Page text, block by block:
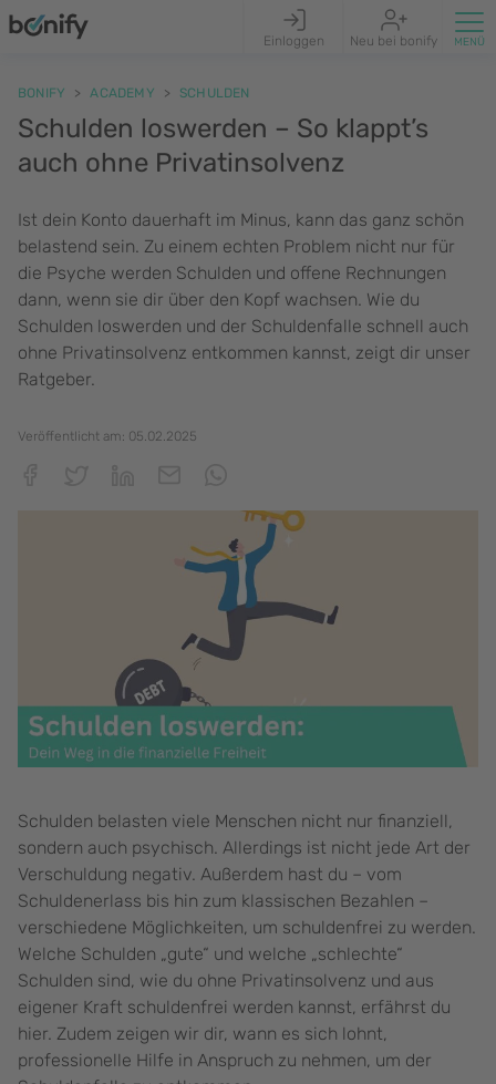
Einloggen Neu bei bonify
BONIFY ACADEMY SCHULDEN
Schulden loswerden – So klappt’s
auch ohne Privatinsolvenz
Ist dein Konto dauerhaft im Minus, kann das ganz schön
belastend sein. Zu einem echten Problem nicht nur für
die Psyche werden Schulden und offene Rechnungen
dann, wenn sie dir über den Kopf wachsen. Wie du
Schulden loswerden und der Schuldenfalle schnell auch
ohne Privatinsolvenz entkommen kannst, zeigt dir unser
Ratgeber.
Veröffentlicht am: 05.02.2025
Schulden belasten viele Menschen nicht nur finanziell,
sondern auch psychisch. Allerdings ist nicht jede Art der
Verschuldung negativ. Außerdem hast du – vom
Schuldenerlass bis hin zum klassischen Bezahlen –
verschiedene Möglichkeiten, um schuldenfrei zu werden.
Welche Schulden „gute“ und welche „schlechte“
Schulden sind, wie du ohne Privatinsolvenz und aus
eigener Kraft schuldenfrei werden kannst, erfährst du
hier. Zudem zeigen wir dir, wann es sich lohnt,
professionelle Hilfe in Anspruch zu nehmen, um der